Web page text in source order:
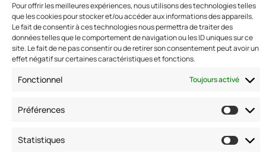
Pour offrir les meilleures expériences, nous utilisons des technologies telles
que les cookies pour stocker et/ou accéder aux informations des appareils.
Le fait de consentir à ces technologies nous permettra de traiter des
données telles que le comportement de navigation ou les ID uniques sur ce
site. Le fait de ne pas consentir ou de retirer son consentement peut avoir un
effet négatif sur certaines caractéristiques et fonctions.
Fonctionnel Toujours activé
Préférences
Statistiques
Nous contacter
Adresse: 42 avenue de la Grande Armée 75017 PARIS
Standard :01 47 42 76 60
Fax : 01 40 17 99 21
Nous suivre